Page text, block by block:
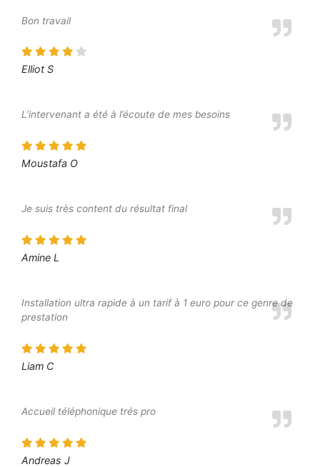
Bon travail
Elliot S
L’intervenant a été à l’écoute de mes besoins
Moustafa O
Je suis très content du résultat final
Amine L
Installation ultra rapide à un tarif à 1 euro pour ce genre de
prestation
Liam C
Accueil téléphonique trés pro
Andreas J